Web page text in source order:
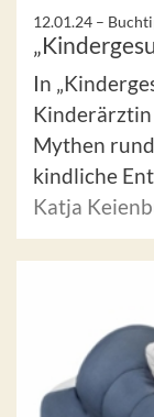
12.01.24 –
In
Kinderärztin
Mythen
kindliche
Katja